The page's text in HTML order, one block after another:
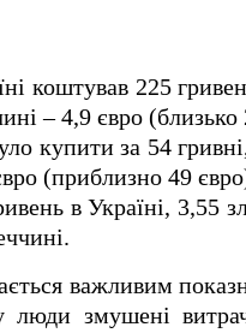
коштував 225
– 4,9 євро (близько
купити за 54
(приблизно 49
в Україні, 3,55
важливим
люди змушені